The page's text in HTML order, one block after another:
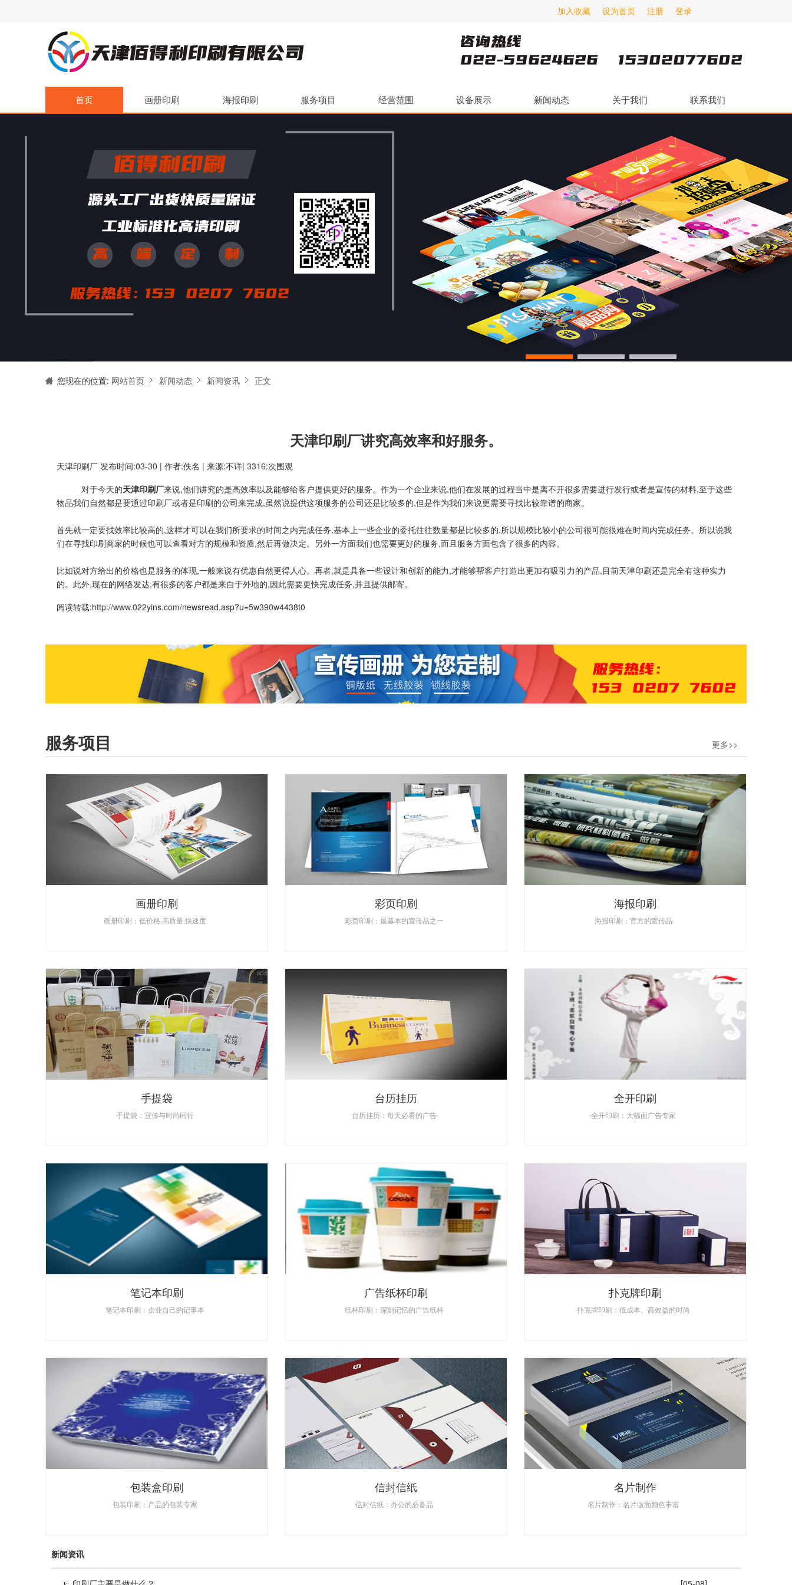
登录
注册
设为首页
加入收藏
首页 画册印刷 海报印刷 服务项目 经营范围 设备展示 新闻动态 关于我们 联系我们
您现在的位置: 网站首页 新闻动态 新闻资讯 正文
天津印刷厂讲究高效率和好服务。
天津印刷厂 发布时间:03-30 | 作者:佚名 | 来源:不详| 3316:次围观
对于今天的天津印刷厂来说,他们讲究的是高效率以及能够给客户提供更好的服务。作为一个企业来说,他们在发展的过程当中是离不开很多需要进行发行或者是宣传的材料,至于这些
物品我们自然都是要通过印刷厂或者是印刷的公司来完成,虽然说提供这项服务的公司还是比较多的,但是作为我们来说更需要寻找比较靠谱的商家。
首先就一定要找效率比较高的,这样才可以在我们所要求的时间之内完成任务,基本上一些企业的委托往往数量都是比较多的,所以规模比较小的公司很可能很难在时间内完成任务。所以说我
们在寻找印刷商家的时候也可以查看对方的规模和资质,然后再做决定。另外一方面我们也需要更好的服务,而且服务方面包含了很多的内容。
比如说对方给出的价格也是服务的体现,一般来说有优惠自然更得人心。再者,就是具备一些设计和创新的能力,才能够帮客户打造出更加有吸引力的产品,目前天津印刷还是完全有这种实力
的。此外,现在的网络发达,有很多的客户都是来自于外地的,因此需要更快完成任务,并且提供邮寄。
阅读转载:http://www.022yins.com/newsread.asp?u=5w390w4438t0
服务项目 更多>>
画册印刷
画册印刷：低价格,高质量,快速度
彩页印刷
彩页印刷：最基本的宣传品之一
海报印刷
海报印刷：官方的宣传品
手提袋
手提袋：宣传与时尚同行
台历挂历
台历挂历：每天必看的广告
全开印刷
全开印刷：大幅面广告专家
笔记本印刷
笔记本印刷：企业自己的记事本
广告纸杯印刷
纸杯印刷：深刻记忆的广告纸杯
扑克牌印刷
扑克牌印刷：低成本、高效益的时尚
包装盒印刷
包装印刷：产品的包装专家
信封信纸
信封信纸：办公的必备品
名片制作
名片制作：名片版面颜色丰富
新闻资讯